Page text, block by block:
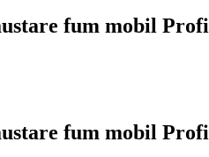
fum mobil
fum mobil